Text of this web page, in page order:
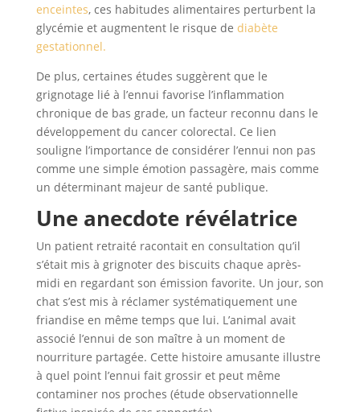
enceintes, ces habitudes alimentaires perturbent la
glycémie et augmentent le risque de diabète
gestationnel.
De plus, certaines études suggèrent que le
grignotage lié à l’ennui favorise l’inflammation
chronique de bas grade, un facteur reconnu dans le
développement du cancer colorectal. Ce lien
souligne l’importance de considérer l’ennui non pas
comme une simple émotion passagère, mais comme
un déterminant majeur de santé publique.
Une anecdote révélatrice
Un patient retraité racontait en consultation qu’il
s’était mis à grignoter des biscuits chaque après-
midi en regardant son émission favorite. Un jour, son
chat s’est mis à réclamer systématiquement une
friandise en même temps que lui. L’animal avait
associé l’ennui de son maître à un moment de
nourriture partagée. Cette histoire amusante illustre
à quel point l’ennui fait grossir et peut même
contaminer nos proches (étude observationnelle